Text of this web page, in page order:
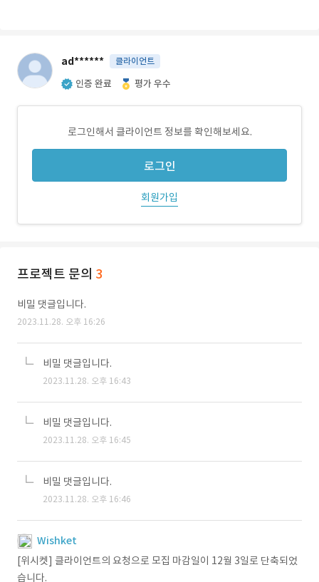
ad****** 클라이언트
인증 완료 평가 우수
로그인해서 클라이언트 정보를 확인해보세요.
로그인
회원가입
프로젝트 문의 3
비밀 댓글입니다.
2023.11.28. 오후 16:26
비밀 댓글입니다.
2023.11.28. 오후 16:43
비밀 댓글입니다.
2023.11.28. 오후 16:45
비밀 댓글입니다.
2023.11.28. 오후 16:46
Wishket
[위시켓] 클라이언트의 요청으로 모집 마감일이 12월 3일로 단축되었
습니다.